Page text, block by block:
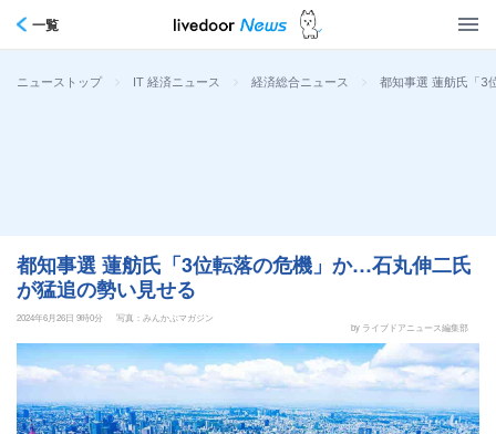
一覧
ニューストップ > IT 経済ニュース > 経済総合ニュース > 都知事選 蓮舫氏「3
都知事選 蓮舫氏「3位転落の危機」か…石丸伸二氏
が猛追の勢い見せる
2024年6月26日 9時0分
写真：みんかぶマガジン
by ライブドアニュース編集部